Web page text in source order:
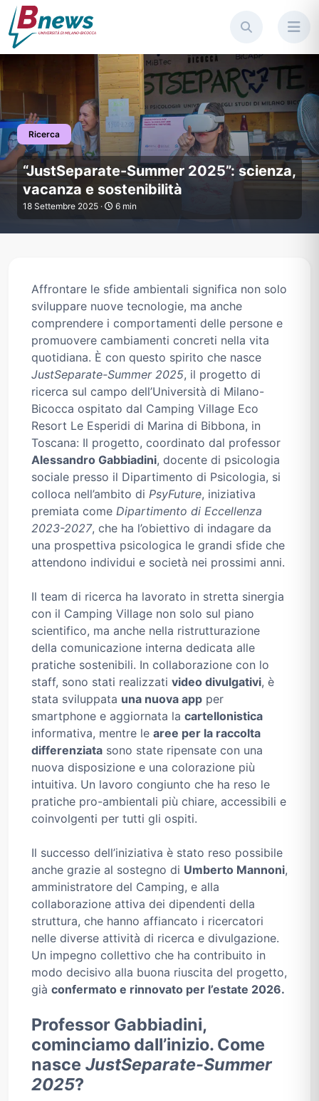
Ricerca
“JustSeparate-Summer
“JustSeparate-Summer 2025”: scienza,
vacanza e sostenibilità
18 Settembre 2025 · 6 min
Affrontare le sfide ambientali significa non solo
sviluppare nuove tecnologie, ma anche
comprendere i comportamenti delle persone e
promuovere cambiamenti concreti nella vita
quotidiana. È con questo spirito che nasce
JustSeparate-Summer 2025, il progetto di
ricerca sul campo dell’Università di Milano-
Bicocca ospitato dal Camping Village Eco
Resort Le Esperidi di Marina di Bibbona, in
Toscana: Il progetto, coordinato dal professor
Alessandro Gabbiadini, docente di psicologia
sociale presso il Dipartimento di Psicologia, si
colloca nell’ambito di PsyFuture, iniziativa
premiata come Dipartimento di Eccellenza
2023-2027, che ha l’obiettivo di indagare da
una prospettiva psicologica le grandi sfide che
attendono individui e società nei prossimi anni.
Il team di ricerca ha lavorato in stretta sinergia
con il Camping Village non solo sul piano
scientifico, ma anche nella ristrutturazione
della comunicazione interna dedicata alle
pratiche sostenibili. In collaborazione con lo
staff, sono stati realizzati video divulgativi, è
stata sviluppata una nuova app per
smartphone e aggiornata la cartellonistica
informativa, mentre le aree per la raccolta
differenziata sono state ripensate con una
nuova disposizione e una colorazione più
intuitiva. Un lavoro congiunto che ha reso le
pratiche pro-ambientali più chiare, accessibili e
coinvolgenti per tutti gli ospiti.
Il successo dell’iniziativa è stato reso possibile
anche grazie al sostegno di Umberto Mannoni,
amministratore del Camping, e alla
collaborazione attiva dei dipendenti della
struttura, che hanno affiancato i ricercatori
nelle diverse attività di ricerca e divulgazione.
Un impegno collettivo che ha contribuito in
modo decisivo alla buona riuscita del progetto,
già confermato e rinnovato per l’estate 2026.
Professor Gabbiadini,
cominciamo dall’inizio. Come
nasce JustSeparate-Summer
2025?